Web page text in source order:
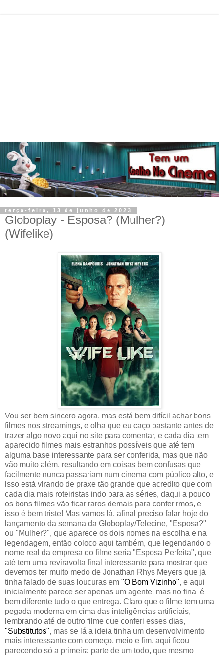
terça-feira, 13 de junho de 2023
Globoplay - Esposa? (Mulher?)
(Wifelike)
Vou ser bem sincero agora, mas está bem difícil achar bons
filmes nos streamings, e olha que eu caço bastante antes de
trazer algo novo aqui no site para comentar, e cada dia tem
aparecido filmes mais estranhos possíveis que até tem
alguma base interessante para ser conferida, mas que não
vão muito além, resultando em coisas bem confusas que
facilmente nunca passariam num cinema com público alto, e
isso está virando de praxe tão grande que acredito que com
cada dia mais roteiristas indo para as séries, daqui a pouco
os bons filmes vão ficar raros demais para conferirmos, e
isso é bem triste! Mas vamos lá, afinal preciso falar hoje do
lançamento da semana da Globoplay/Telecine, "Esposa?"
ou "Mulher?", que aparece os dois nomes na escolha e na
legendagem, então coloco aqui também, que legendando o
nome real da empresa do filme seria "Esposa Perfeita", que
até tem uma reviravolta final interessante para mostrar que
devemos ter muito medo de Jonathan Rhys Meyers que já
tinha falado de suas loucuras em "O Bom Vizinho", e aqui
inicialmente parece ser apenas um agente, mas no final é
bem diferente tudo o que entrega. Claro que o filme tem uma
pegada moderna em cima das inteligências artificiais,
lembrando até de outro filme que conferi esses dias,
"Substitutos", mas se lá a ideia tinha um desenvolvimento
mais interessante com começo, meio e fim, aqui ficou
parecendo só a primeira parte de um todo, que mesmo